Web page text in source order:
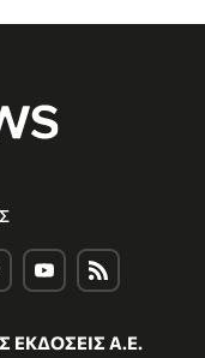
ΕΚΔΟΣΕΙΣ Α.Ε.